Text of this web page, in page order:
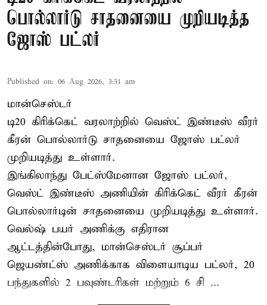
பொல்லார்டு சாதனையை முறியடித்த
ஜோஸ் பட்லர்
Published on: 06 Aug 2026, 3:31 am
மான்செஸ்டர்
டி20 கிரிக்கெட் வரலாற்றில் வெஸ்ட் இண்டீஸ் வீரர்
கீரன் பொல்லார்டு சாதனையை ஜோஸ் பட்லர்
முறியடித்து உள்ளார்.
இங்கிலாந்து பேட்ஸ்மேனான ஜோஸ் பட்லர்,
வெஸ்ட் இண்டீஸ் அணியின் கிரிக்கெட் வீரர் கீரன்
பொல்லார்டின் சாதனையை முறியடித்து உள்ளார்.
வெல்ஷ் பயர் அணிக்கு எதிரான
ஆட்டத்தின்போது, மான்செஸ்டர் சூப்பர்
ஜெயண்ட்ஸ் அணிக்காக விளையாடிய பட்லர், 20
பந்துகளில் 2 பவுண்டரிகள் மற்றும் 6 சி ...